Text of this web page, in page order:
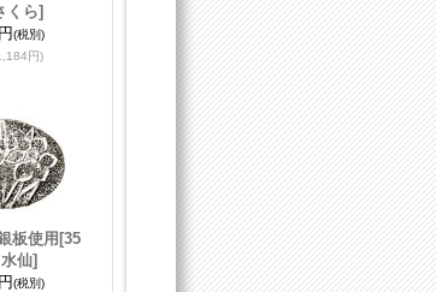
くら]
(税別)
円)
板使用 [35
仙]
(税別)